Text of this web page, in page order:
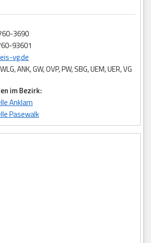
3690
93601
vg.de
WLG, ANK, GW, OVP, PW, SBG, UEM, UER, VG
im Bezirk:
Anklam
Pasewalk